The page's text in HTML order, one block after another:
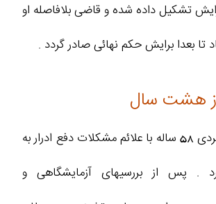
تشکیل داده شده و قاضی بلافاصله او
تا بعدا برایش حکم نهائی صادر گردد .
هشت سال
در سال 1374 مردی 58 ساله با علائم مشکلات دفع ادرار به
. پس از بررسیهای آزمایشگاهی و